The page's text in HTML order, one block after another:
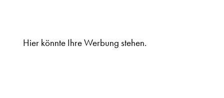
Hier könnte Ihre Werbung stehen.